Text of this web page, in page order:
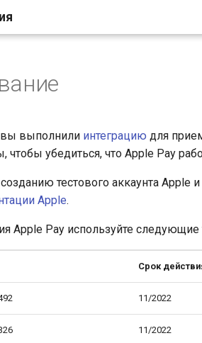
вы выполнили интеграцию для
чтобы убедиться, что Apple Pay
тестового аккаунта Apple
Apple.
Apple Pay используйте следующие
Срок
11/2022
11/2022